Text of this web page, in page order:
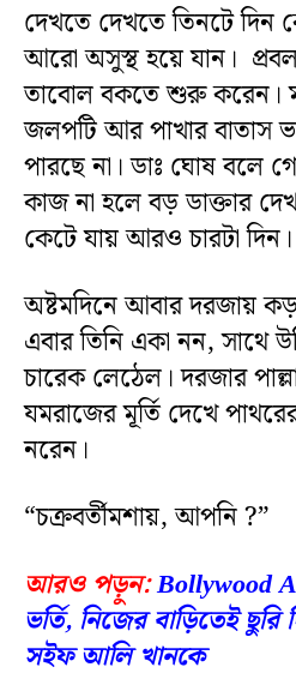
দেখতে দেখতে তিনটে দিন
আরো অসুস্থ হয়ে যান।
তাবোল বকতে শুরু করেন।
জলপটি আর পাখার বাতাস
পারছে না। ডাঃ ঘোষ বলে
কাজ না হলে বড় ডাক্তার
কেটে যায় আরও চারটা দিন।
অষ্টমদিনে আবার দরজায়
এবার তিনি একা নন,
চারেক লেঠেল। দরজার
যমরাজের মূর্তি দেখে
নরেন।
“চক্রবর্তীমশায়, আপনি ?”
আরও পড়ুন:Bollywood
ভর্তি, নিজের বাড়িতেই
সইফ আলি খানকে